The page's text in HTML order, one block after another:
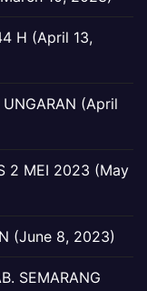
H (April 13,
(April
2 MEI 2023 (May
(June 8, 2023)
SEMARANG